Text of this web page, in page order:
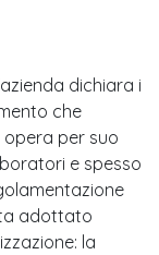
dichiara i
che
per suo
e spesso
adottato
la